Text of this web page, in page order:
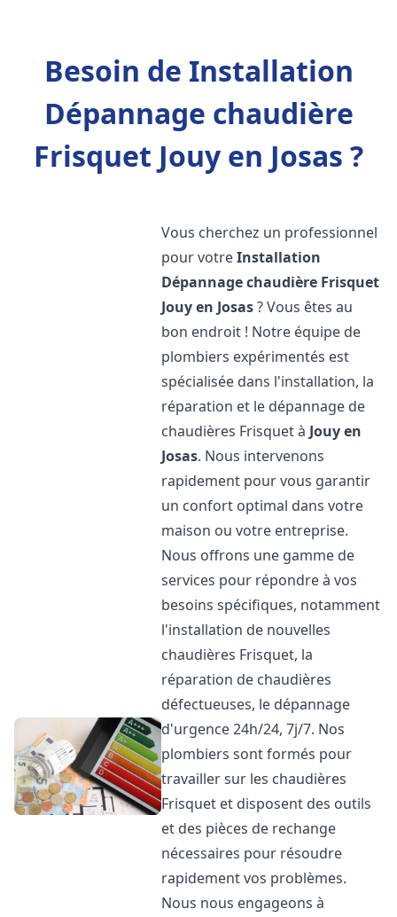
Besoin de Installation
Dépannage chaudière
Frisquet Jouy en Josas ?
Vous cherchez un professionnel
pour votreInstallation
Dépannage chaudière Frisquet
Jouy en Josas? Vous êtes au
bon endroit ! Notre équipe de
plombiers expérimentés est
spécialisée dans l'installation, la
réparation et le dépannage de
chaudières Frisquet à Jouy en
Josas. Nous intervenons
rapidement pour vous garantir
un confort optimal dans votre
maison ou votre entreprise.
Nous offrons une gamme de
services pour répondre à vos
besoins spécifiques, notamment
l'installation de nouvelles
chaudières Frisquet, la
réparation de chaudières
défectueuses, le dépannage
d'urgence 24h/24, 7j/7. Nos
plombiers sont formés pour
travailler sur les chaudières
Frisquet et disposent des outils
et des pièces de rechange
nécessaires pour résoudre
rapidement vos problèmes.
Nous nous engageons à